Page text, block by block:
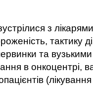
з
тактику
та
в онкоцентрі,